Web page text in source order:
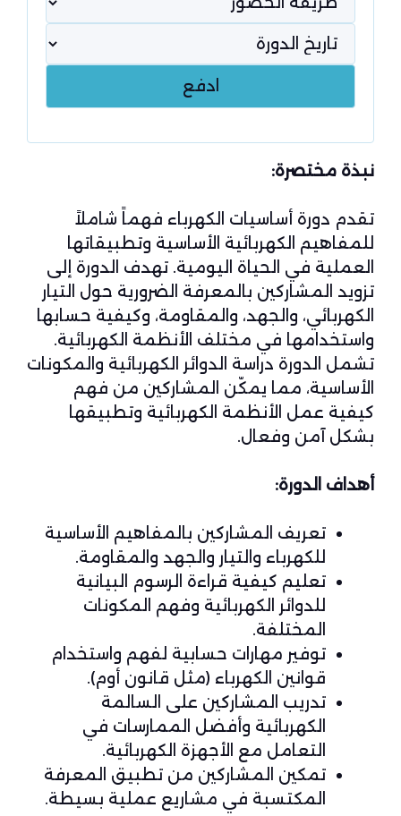
نبذة مختصرة:
تقدم دورة أساسيات الكهرباء فهماً شاملاً
للمفاهيم الكهربائية الأساسية وتطبيقاتها
العملية في الحياة اليومية. تهدف الدورة إلى
تزويد المشاركين بالمعرفة الضرورية حول التيار
الكهربائي، والجهد، والمقاومة، وكيفية حسابها
واستخدامها في مختلف الأنظمة الكهربائية.
تشمل الدورة دراسة الدوائر الكهربائية والمكونات
الأساسية، مما يمكّن المشاركين من فهم
كيفية عمل الأنظمة الكهربائية وتطبيقها
بشكل آمن وفعال.
أهداف الدورة:
تعريف المشاركين بالمفاهيم الأساسية
للكهرباء والتيار والجهد والمقاومة.
تعليم كيفية قراءة الرسوم البيانية
للدوائر الكهربائية وفهم المكونات
المختلفة.
توفير مهارات حسابية لفهم واستخدام
قوانين الكهرباء (مثل قانون أوم).
تدريب المشاركين على السالمة
الكهربائية وأفضل الممارسات في
التعامل مع الأجهزة الكهربائية.
تمكين المشاركين من تطبيق المعرفة
المكتسبة في مشاريع عملية بسيطة.